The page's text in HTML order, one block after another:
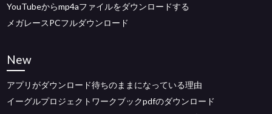
YouTubeからmp4aファイルをダウンロードする
メガレースPCフルダウンロード
New
アプリがダウンロード待ちのままになっている理由
イーグルプロジェクトワークブックpdfのダウンロード